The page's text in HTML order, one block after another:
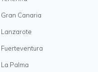
Gran Canaria
Lanzarote
Fuerteventura
La Palma